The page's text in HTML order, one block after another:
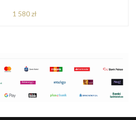
1 580 zł